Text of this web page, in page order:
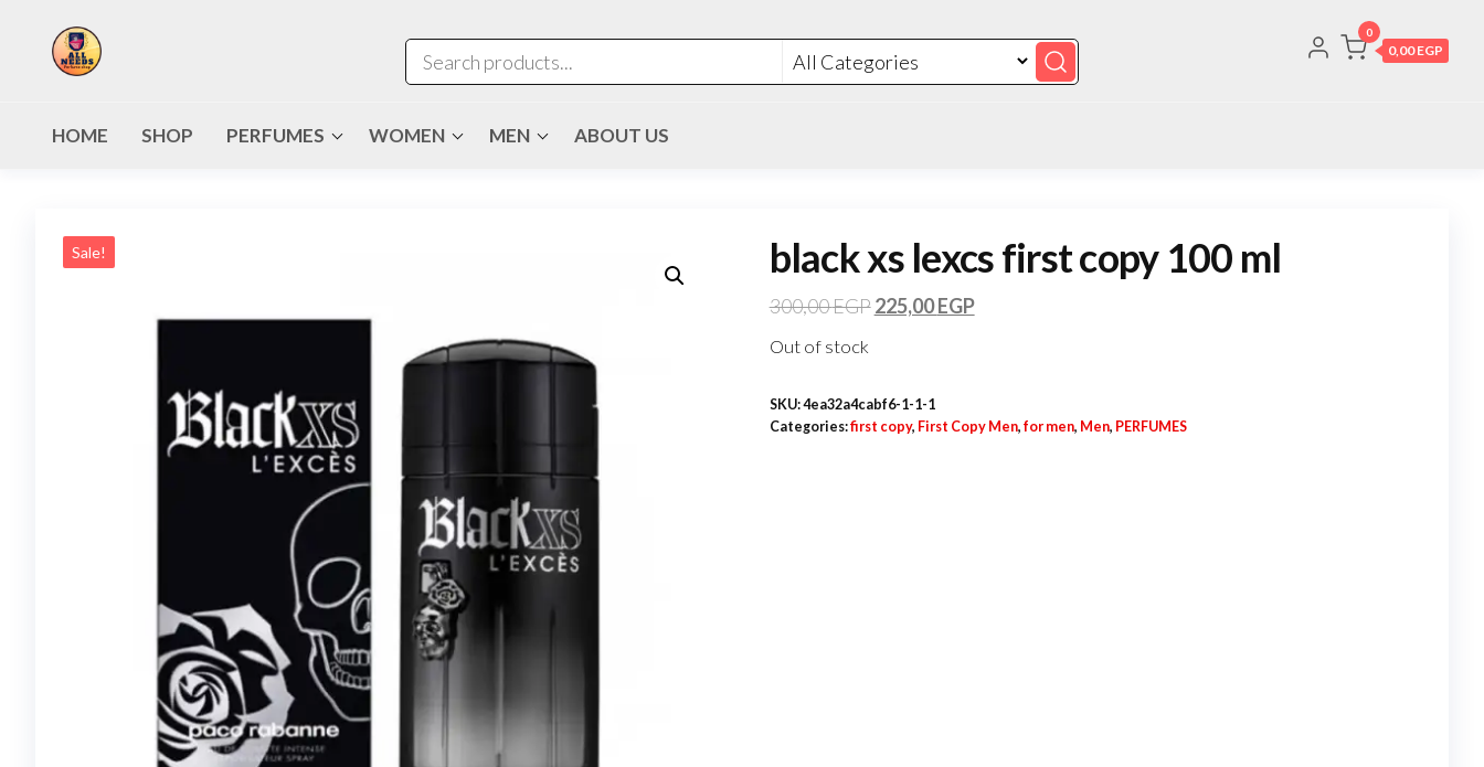
0
0,00 EGP
HOME SHOP PERFUMES WOMEN MEN ABOUT US
Sale! black xs lexcs first copy 100 ml
300,00EGP225,00EGP
Out of stock
SKU:4ea32a4cabf6-1-1-1
Categories:first copy, First Copy Men, for men, Men, PERFUMES